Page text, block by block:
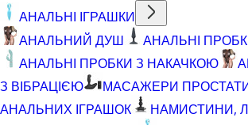
АНАЛЬНІ ІГРАШКИ
АНАЛЬНИЙ ДУШ
АНАЛЬНІ
АНАЛЬНІ ПРОБКИ З НАКАЧКОЮ
З ВІБРАЦІЄЮ
МАСАЖЕРИ
АНАЛЬНИХ ІГРАШОК
НАМИСТИНИ,